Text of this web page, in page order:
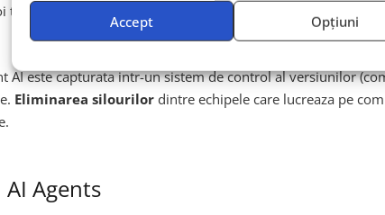
Accept Opțiuni
permitand echipelor de DevOps sa aplice aceleasi
AI este capturata intr-un sistem de control al versiunilor
Eliminarea silourilor dintre echipele care lucreaza pe
Agents